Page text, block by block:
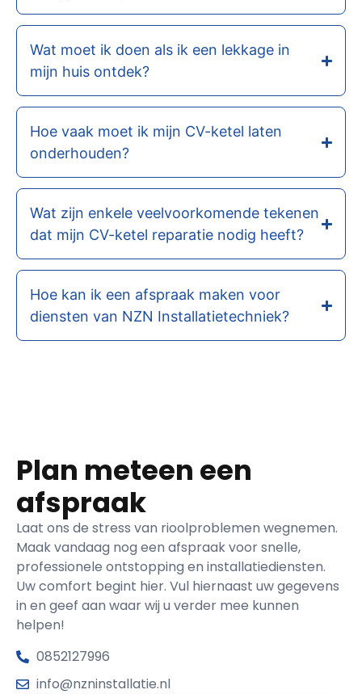
Wat moet ik doen als ik een lekkage in
mijn huis ontdek?
Hoe vaak moet ik mijn CV-ketel laten
onderhouden?
Wat zijn enkele veelvoorkomende tekenen
dat mijn CV-ketel reparatie nodig heeft?
Hoe kan ik een afspraak maken voor
diensten van NZN Installatietechniek?
Plan meteen een
afspraak
Laat ons de stress van rioolproblemen wegnemen.
Maak vandaag nog een afspraak voor snelle,
professionele ontstopping en installatiediensten.
Uw comfort begint hier. Vul hiernaast uw gegevens
in en geef aan waar wij u verder mee kunnen
helpen!
0852127996
info@nzninstallatie.nl